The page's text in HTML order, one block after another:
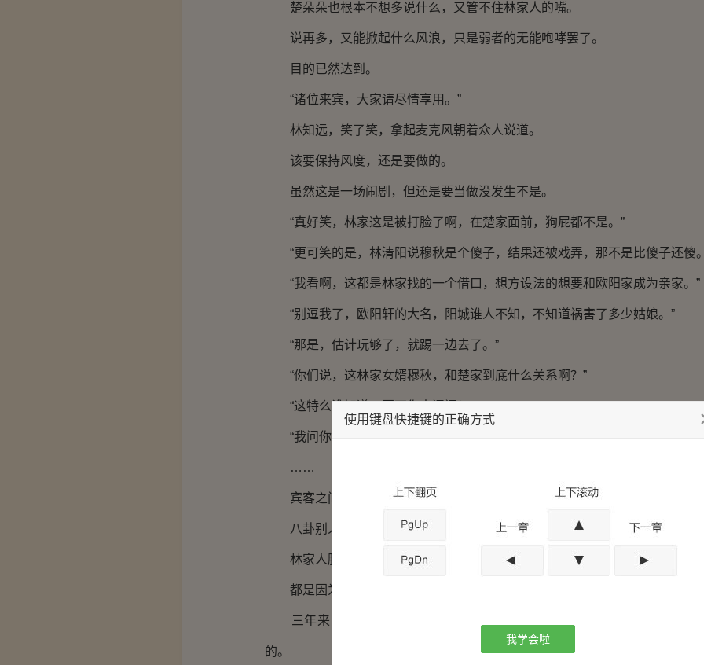
楚朵朵也根本不想多说什么，又管不住林家人的嘴。
说再多，又能掀起什么风浪，只是弱者的无能咆哮罢了。
目的已然达到。
“诸位来宾，大家请尽情享用。”
林知远，笑了笑，拿起麦克风朝着众人说道。
该要保持风度，还是要做的。
虽然这是一场闹剧，但还是要当做没发生不是。
“真好笑，林家这是被打脸了啊，在楚家面前，狗屁都不是。”
“更可笑的是，林清阳说穆秋是个傻子，结果还被戏弄，那不是比傻子还傻
“我看啊，这都是林家找的一个借口，想方设法的想要和欧阳家成为亲家。”
“别逗我了，欧阳轩的大名，阳城谁人不知，不知道祸害了多少姑娘。”
“那是，估计玩够了，就踢一边去了。”
“你们说，这林家女婿穆秋，和楚家到底什么关系啊？”
“这特么谁知道，要不你去问问？”
“我问你个锤子，楚家大门我都进不去。”
……
宾客之间，你一言，我一语，讨论的不要太欢。
八卦别人家的事情，永远都是最精神的。
林家人脸色乌黑，这被人当笑话的感觉真特么不好受。
都是因为那个废物！
三年来，对于穆秋的不屑，已经是根深蒂固了，这不是楚朵朵出来说那
的。
使用键盘快捷键的正确方式
我学会啦